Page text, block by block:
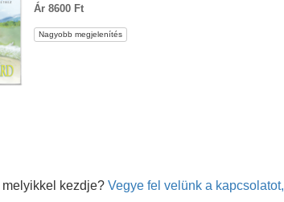
Ár 8600 Ft
Nagyobb megjelenítés
kezdje? Vegye fel velünk a kapcsolatot,